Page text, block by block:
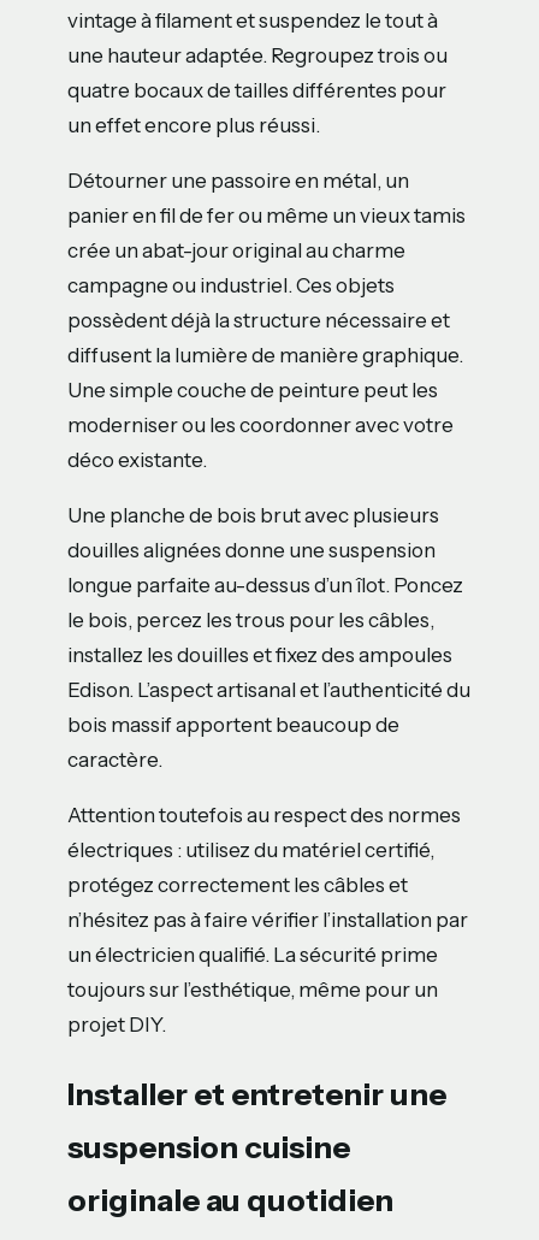
vintage à filament et suspendez le tout à
une hauteur adaptée. Regroupez trois ou
quatre bocaux de tailles différentes pour
un effet encore plus réussi.
Détourner une passoire en métal, un
panier en fil de fer ou même un vieux tamis
crée un abat-jour original au charme
campagne ou industriel. Ces objets
possèdent déjà la structure nécessaire et
diffusent la lumière de manière graphique.
Une simple couche de peinture peut les
moderniser ou les coordonner avec votre
déco existante.
Une planche de bois brut avec plusieurs
douilles alignées donne une suspension
longue parfaite au-dessus d’un îlot. Poncez
le bois, percez les trous pour les câbles,
installez les douilles et fixez des ampoules
Edison. L’aspect artisanal et l’authenticité du
bois massif apportent beaucoup de
caractère.
Attention toutefois au respect des normes
électriques : utilisez du matériel certifié,
protégez correctement les câbles et
n’hésitez pas à faire vérifier l’installation par
un électricien qualifié. La sécurité prime
toujours sur l’esthétique, même pour un
projet DIY.
Installer et entretenir une
suspension cuisine
originale au quotidien